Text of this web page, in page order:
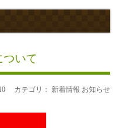
いて
カテゴリ： 新着情報 お知らせ